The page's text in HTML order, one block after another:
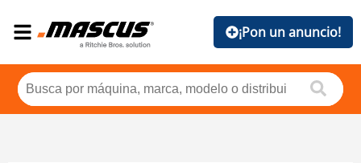
¡Pon un anuncio!